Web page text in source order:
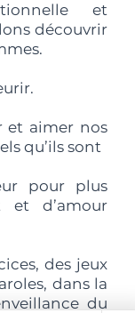
et
découvrir
et aimer nos
qu’ils sont
pour plus
et d’amour
des jeux
dans la
du